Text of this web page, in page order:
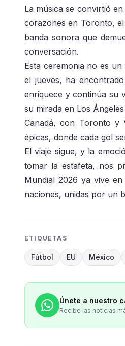
La música se convirtió
corazones en Toronto,
banda sonora que
conversación.
Esta ceremonia no es
el jueves, ha
enriquece y continúa su
su mirada en Los
Canadá, con Toronto y
épicas, donde cada gol
El viaje sigue, y la
tomar la estafeta, nos
Mundial 2026 ya vive
naciones, unidas por un
ETIQUETAS
Fútbol EU México
Únete a nuestro
Recibe las noticias